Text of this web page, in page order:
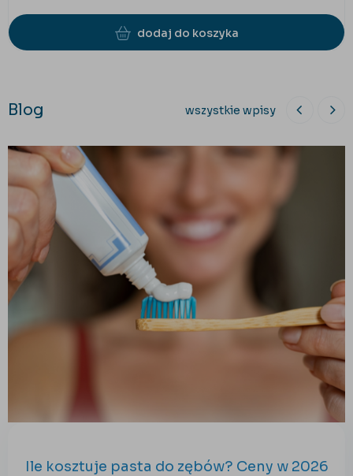
dodaj do koszyka
Blog wszystkie wpisy
Ile kosztuje pasta do zębów? Ceny w 2026